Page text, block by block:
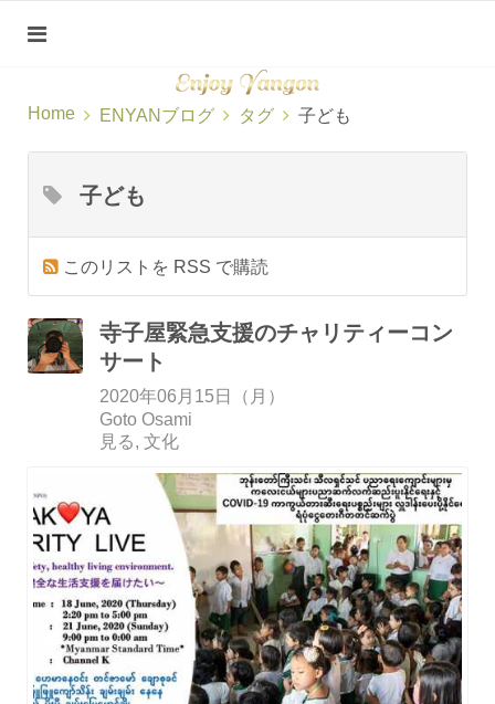
Home ENYANブログ タグ 子ども
子ども
このリストを RSS で購読
寺子屋緊急支援のチャリティーコン
サート
2020年06月15日（月）
Goto Osami
見る 文化